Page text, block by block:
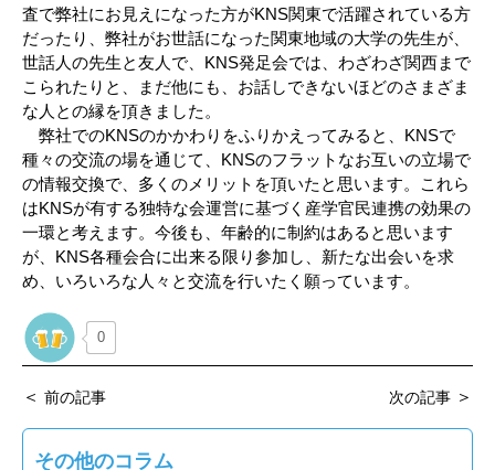
査で弊社にお見えになった方がKNS関東で活躍されている方
だったり、弊社がお世話になった関東地域の大学の先生が、
世話人の先生と友人で、KNS発足会では、わざわざ関西まで
こられたりと、まだ他にも、お話しできないほどのさまざま
な人との縁を頂きました。
弊社でのKNSのかかわりをふりかえってみると、KNSで
種々の交流の場を通じて、KNSのフラットなお互いの立場で
の情報交換で、多くのメリットを頂いたと思います。これら
はKNSが有する独特な会運営に基づく産学官民連携の効果の
一環と考えます。今後も、年齢的に制約はあると思います
が、KNS各種会合に出来る限り参加し、新たな出会いを求
め、いろいろな人々と交流を行いたく願っています。
0
＜ 前の記事 次の記事 ＞
その他のコラム